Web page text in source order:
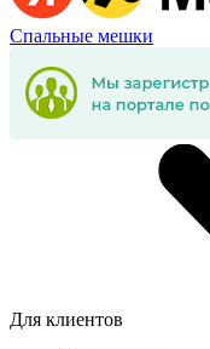
Спальные мешки
Для клиентов